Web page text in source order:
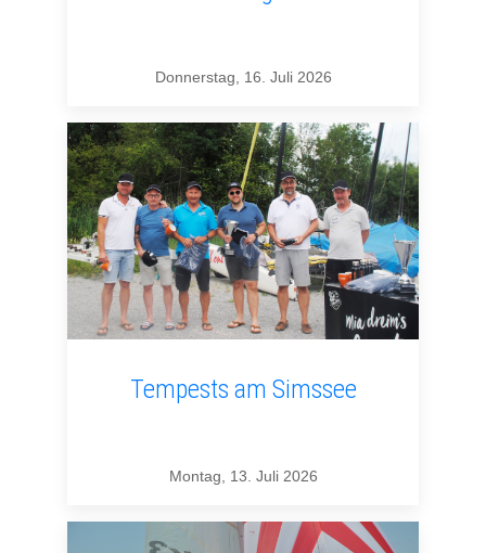
Donnerstag, 16. Juli 2026
Tempests am Simssee
Montag, 13. Juli 2026